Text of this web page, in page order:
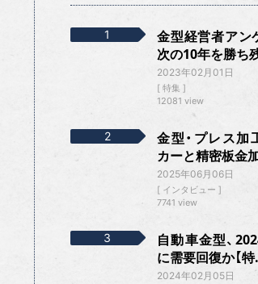
金型経営者アン
次の10年を勝ち
2023年02月01日
特集
12081 view
金型・プレス加
カーと精密板金
2025年06月06日
インタビュー
7741 view
自動車金型、
に需要回復か【
2024年02月05日